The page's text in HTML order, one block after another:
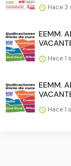
Hace 3
EEMM.
Hace 1
EEMM.
Hace 1